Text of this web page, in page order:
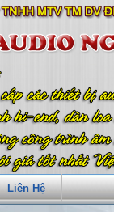
Liên Hệ